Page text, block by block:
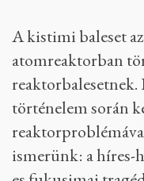
jutott ki a
hatásokat utólag
máig
rendelkezésre.
A Maxar Technologies